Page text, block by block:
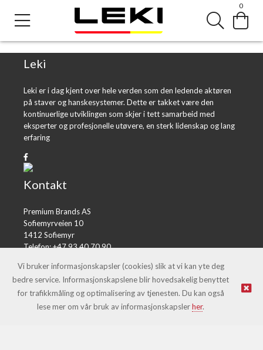
0
Error loading product page.
Object reference not set to an instance of an object.
Leki
Leki er i dag kjent over hele verden som den ledende aktøren
på staver og hanskesystemer. Dette er takket være den
kontinuerlige utviklingen som skjer i tett samarbeid med
eksperter og profesjonelle utøvere, en sterk lidenskap og lang
erfaring
Kontakt
Premium Brands AS
Sofiemyrveien 10
1412 Sofiemyr
Telefon: +47 93 40 70 90
© Leki |Nettbutikk levert av Kréatif
Vi bruker informasjonskapsler (cookies) slik at vi kan yte deg
bedre service. Informasjonskapslene blir hovedsakelig benyttet
for trafikkmåling og optimalisering av tjenesten. Du kan også
lese mer om vår bruk av informasjonskapslerher.